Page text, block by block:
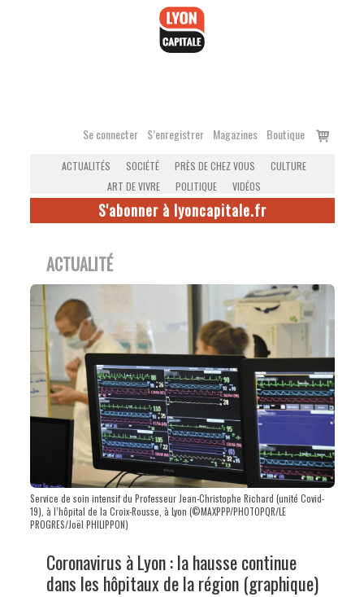
Se connecter S’enregistrer Magazines Boutique
Voir
ACTUALITÉS SOCIÉTÉ PRÈS DE CHEZ VOUS
CULTURE
ART DE VIVRE
POLITIQUE VIDÉOS
S'abonner à lyoncapitale.fr
ACTUALITÉ
Service de soin intensif du Professeur Jean-Christophe Richard (unité Covid-
19), à l’hôpital de la Croix-Rousse, à Lyon (©MAXPPP/PHOTOPQR/LE
PROGRES/Joël PHILIPPON)
Coronavirus à Lyon : la hausse continue
dans les hôpitaux de la région (graphique)